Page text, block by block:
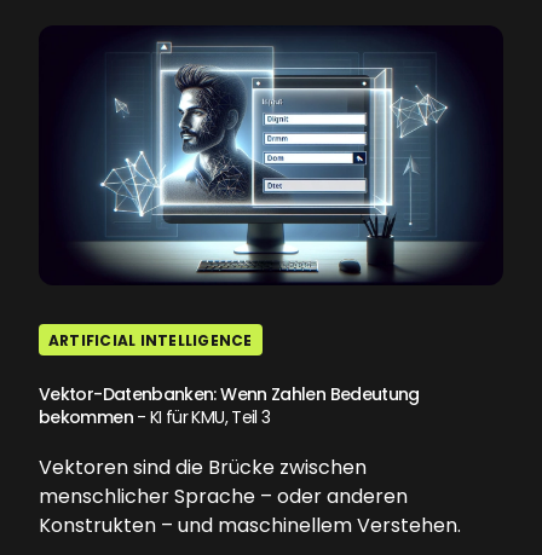
ARTIFICIAL INTELLIGENCE
Vektor-Datenbanken: Wenn Zahlen Bedeutung
bekommen - KI für KMU, Teil 3
Vektoren sind die Brücke zwischen
menschlicher Sprache – oder anderen
Konstrukten – und maschinellem Verstehen.